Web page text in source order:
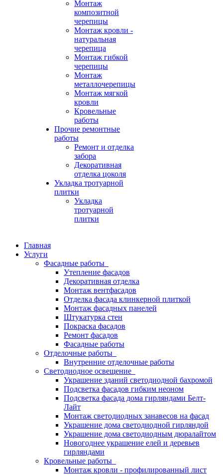
Монтаж
композитной
черепицы
Монтаж кровли -
натуральная
черепица
Монтаж гибкой
черепицы
Монтаж
металлочерепицы
Монтаж мягкой
кровли
Кровельные
работы
Прочие ремонтные
работы
Ремонт и отделка
забора
Декоративная
отделка цоколя
Укладка тротуарной
плитки
Укладка
тротуарной
плитки
Главная
Услуги
Фасадные работы
Утепление фасадов
Декоративная отделка
Монтаж вентфасадов
Отделка фасада клинкерной плиткой
Монтаж фасадных панелей
Штукатурка стен
Покраска фасадов
Ремонт фасадов
Фасадные работы
Отделочные работы
Внутренние отделочные работы
Светодиодное освещение
Украшение зданий светодиодной бахромой
Подсветка фасадов гибким неоном
Подсветка фасада дома гирляндами Белт-
Лайт
Монтаж светодиодных занавесов на фасад
Украшение дома светодиодной гирляндой
Украшение дома светодиодным дюралайтом
Новогоднее украшение елей и деревьев
гирляндами
Кровельные работы
Монтаж кровли - профилированный лист